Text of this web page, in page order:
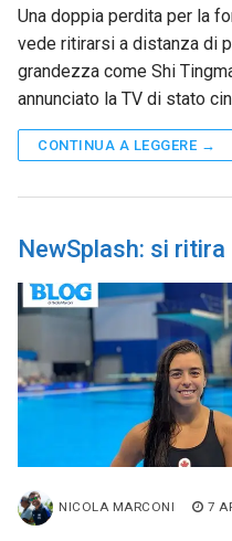
Una doppia perdita per la
vede ritirarsi a distanza di
grandezza come Shi
annunciato la TV di stato
CONTINUA A LEGGERE →
NewSplash: si
NICOLA MARCONI 7